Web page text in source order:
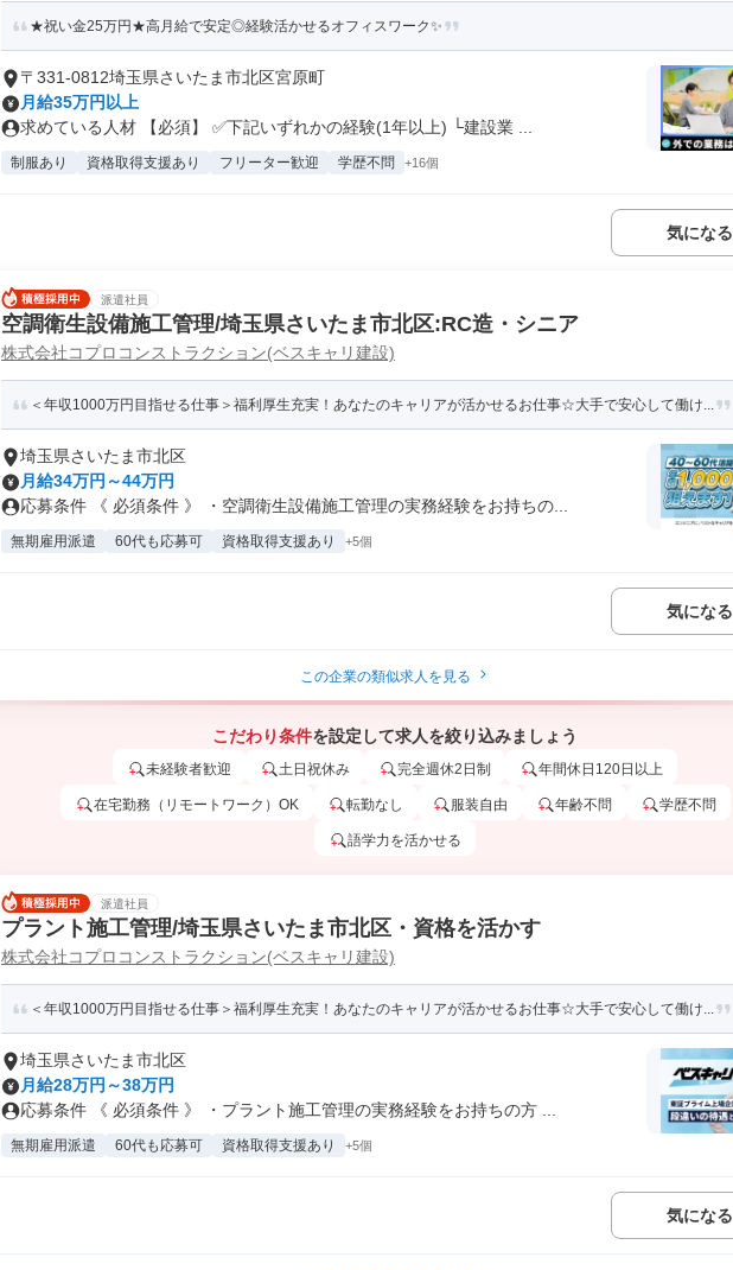
★祝い金25万円★高月給で安定◎経験活かせるオフィスワーク✨
〒331-0812埼玉県さいたま市北区宮原町
月給35万円以上
求めている人材 【必須】 ✅下記いずれかの経験(1年以上) └建設業 ...
制服あり 資格取得支援あり フリーター歓迎 学歴不問 +16個
気になる
派遣社員
空調衛生設備施工管理/埼玉県さいたま市北区:RC造・シニア
株式会社コプロコンストラクション(ベスキャリ建設)
＜年収1000万円目指せる仕事＞福利厚生充実！あなたのキャリアが活かせるお仕事☆大手で安心して働け...
埼玉県さいたま市北区
月給34万円～44万円
応募条件 《 必須条件 》 ・空調衛生設備施工管理の実務経験をお持ちの...
無期雇用派遣 60代も応募可 資格取得支援あり +5個
気になる
この企業の類似求人を見る
こだわり条件を設定して求人を絞り込みましょう
未経験者歓迎 土日祝休み 完全週休2日制 年間休日120日以上
在宅勤務（リモートワーク）OK 転勤なし 服装自由 年齢不問 学歴不問
語学力を活かせる
派遣社員
プラント施工管理/埼玉県さいたま市北区・資格を活かす
株式会社コプロコンストラクション(ベスキャリ建設)
＜年収1000万円目指せる仕事＞福利厚生充実！あなたのキャリアが活かせるお仕事☆大手で安心して働け...
埼玉県さいたま市北区
月給28万円～38万円
応募条件 《 必須条件 》 ・プラント施工管理の実務経験をお持ちの方 ...
無期雇用派遣 60代も応募可 資格取得支援あり +5個
気になる